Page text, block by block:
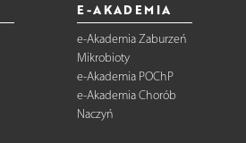
E-AKADEMIA
e-Akademia Zaburzeń
Mikrobioty
e-Akademia POChP
e-Akademia Chorób
Naczyń